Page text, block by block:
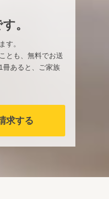
。
す。
とも、無料でお送
冊あると、ご家族
求する